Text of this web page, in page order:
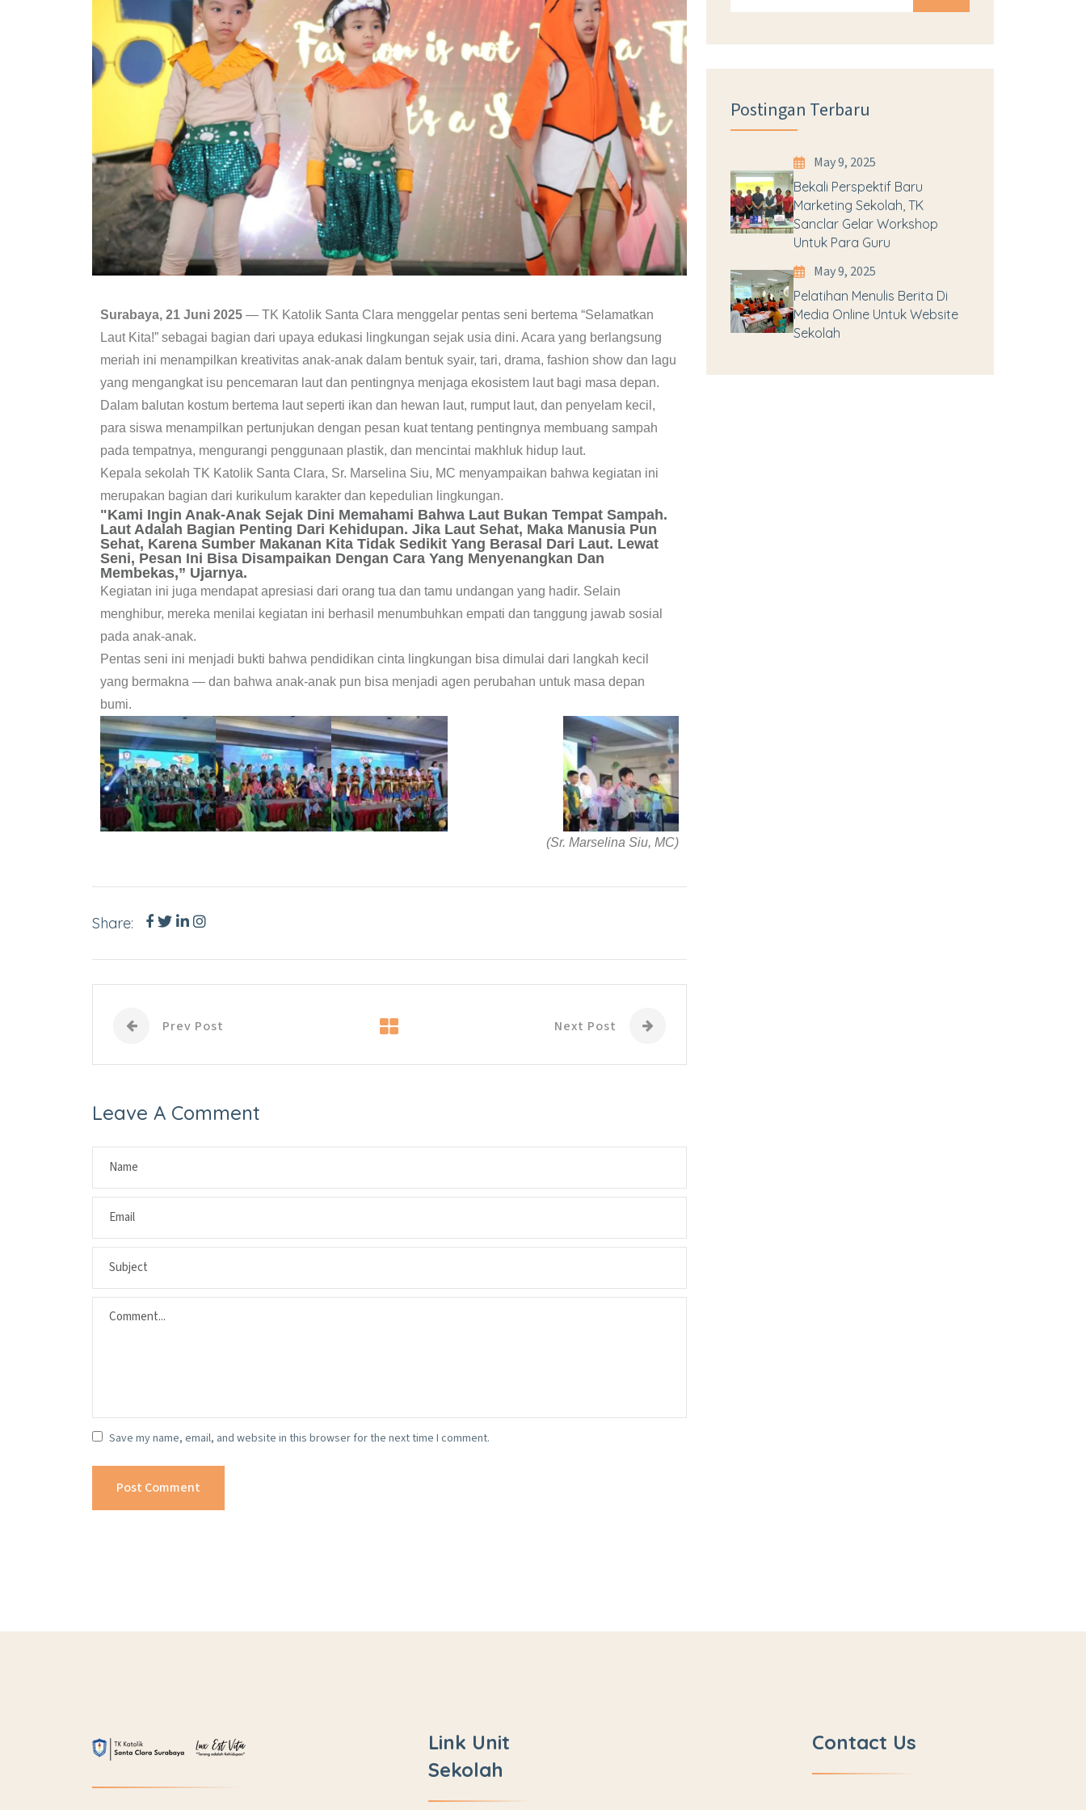
Surabaya, 21 Juni 2025 — TK Katolik Santa Clara menggelar pentas seni bertema “Selamatkan
Laut Kita!” sebagai bagian dari upaya edukasi lingkungan sejak usia dini. Acara yang berlangsung
meriah ini menampilkan kreativitas anak-anak dalam bentuk syair, tari, drama, fashion show dan lagu
yang mengangkat isu pencemaran laut dan pentingnya menjaga ekosistem laut bagi masa depan.
Dalam balutan kostum bertema laut seperti ikan dan hewan laut, rumput laut, dan penyelam kecil,
para siswa menampilkan pertunjukan dengan pesan kuat tentang pentingnya membuang sampah
pada tempatnya, mengurangi penggunaan plastik, dan mencintai makhluk hidup laut.
Kepala sekolah TK Katolik Santa Clara, Sr. Marselina Siu, MC menyampaikan bahwa kegiatan ini
merupakan bagian dari kurikulum karakter dan kepedulian lingkungan.
"Kami Ingin Anak-Anak Sejak Dini Memahami Bahwa Laut Bukan Tempat Sampah.
Laut Adalah Bagian Penting Dari Kehidupan. Jika Laut Sehat, Maka Manusia Pun
Sehat, Karena Sumber Makanan Kita Tidak Sedikit Yang Berasal Dari Laut. Lewat
Seni, Pesan Ini Bisa Disampaikan Dengan Cara Yang Menyenangkan Dan
Membekas,” Ujarnya.
Kegiatan ini juga mendapat apresiasi dari orang tua dan tamu undangan yang hadir. Selain
menghibur, mereka menilai kegiatan ini berhasil menumbuhkan empati dan tanggung jawab sosial
pada anak-anak.
Pentas seni ini menjadi bukti bahwa pendidikan cinta lingkungan bisa dimulai dari langkah kecil
yang bermakna — dan bahwa anak-anak pun bisa menjadi agen perubahan untuk masa depan
bumi.
(Sr. Marselina Siu, MC)
Share:
Prev Post Next Post
Leave A Comment
Save my name, email, and website in this browser for the next time I comment.
Postingan Terbaru
May 9, 2025
Bekali Perspektif Baru
Marketing Sekolah, TK
Sanclar Gelar Workshop
Untuk Para Guru
May 9, 2025
Pelatihan Menulis Berita Di
Media Online Untuk Website
Sekolah
Link Unit
Sekolah
Contact Us